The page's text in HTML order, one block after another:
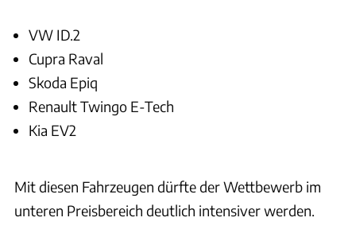
VW ID.2
Cupra Raval
Skoda Epiq
Renault Twingo E-Tech
Kia EV2
Mit diesen Fahrzeugen dürfte der Wettbewerb im
unteren Preisbereich deutlich intensiver werden.